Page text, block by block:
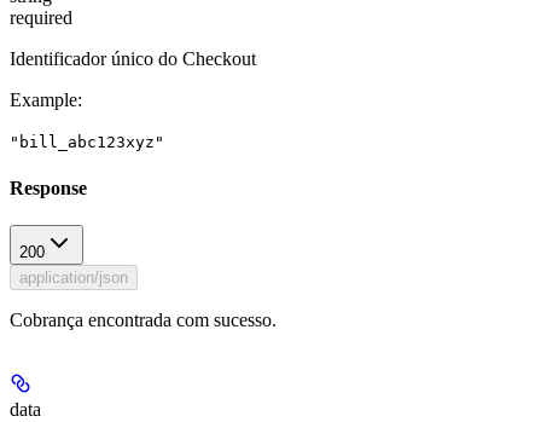
required
Identificador único do Checkout
Example:
"bill_abc123xyz"
Response
200
application/json
Cobrança encontrada com sucesso.
data